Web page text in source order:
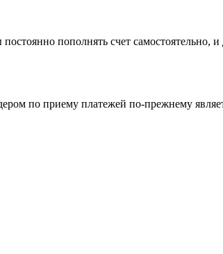
пополнять счет самостоятельно, и
по приему платежей по-прежнему